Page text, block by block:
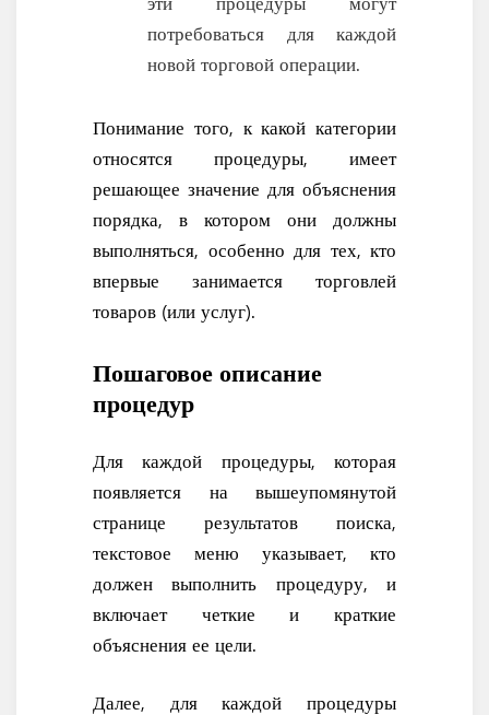
потребоваться для каждой
новой торговой операции.
Понимание того, к какой категории
относятся процедуры, имеет
решающее значение для объяснения
порядка, в котором они должны
выполняться, особенно для тех, кто
впервые занимается торговлей
товаров (или услуг).
Пошаговое описание
процедур
Для каждой процедуры, которая
появляется на вышеупомянутой
странице результатов поиска,
текстовое меню указывает, кто
должен выполнить процедуру, и
включает четкие и краткие
объяснения ее цели.
Далее, для каждой процедуры